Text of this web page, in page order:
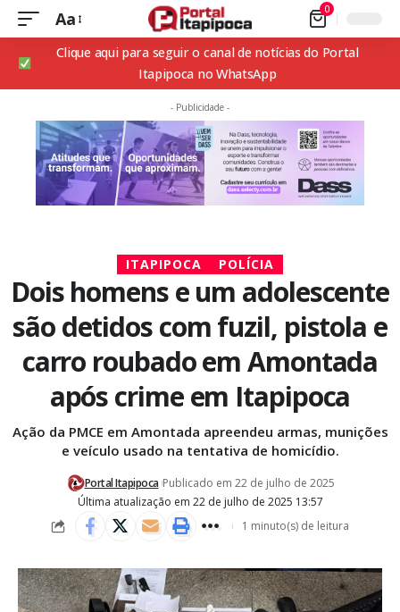
Aa 0
Clique aqui para seguir o canal de notícias do Portal
Itapipoca no WhatsApp
- Publicidade -
ITAPIPOCA POLÍCIA
Dois homens e um adolescente
são detidos com fuzil, pistola e
carro roubado em Amontada
após crime em Itapipoca
Ação da PMCE em Amontada apreendeu armas, munições
e veículo usado na tentativa de homicídio.
Última atualização em 22 de julho de 2025 13:57
Portal Itapipoca Publicado em 22 de julho de 2025
1 minuto(s) de leitura